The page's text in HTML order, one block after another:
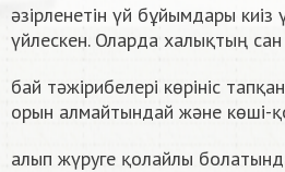
әзірленетін үй бұйымдары киіз
үйлескен. Оларда халықтың
бай тәжірибелері көрініс
орын алмайтындай және көші-
алып жүруге қолайлы